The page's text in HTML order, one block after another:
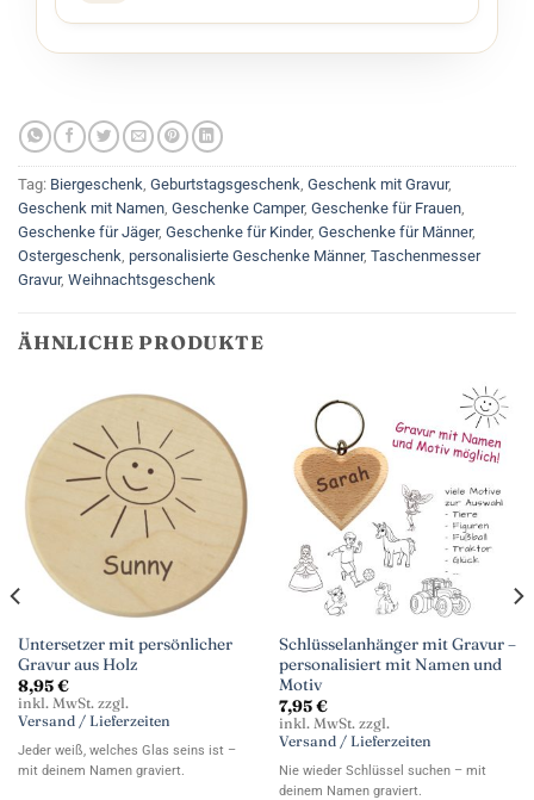
Tag: Biergeschenk Geburtstagsgeschenk Geschenk mit Gravur,
Geschenk mit Namen Geschenke Camper, Geschenke für Frauen
Geschenke für Jäger, Geschenke für Kinder, Geschenke für Männer,
Ostergeschenk personalisierte Geschenke Männer, Taschenmesser
Gravur, Weihnachtsgeschenk
ÄHNLICHE PRODUKTE
Untersetzer mit persönlicher
Gravur aus Holz
8,95€
inkl. MwSt. zzgl.
Versand / Lieferzeiten
Jeder weiß, welches Glas seins ist –
mit deinem Namen graviert.
Schlüsselanhänger mit Gravur –
personalisiert mit Namen und
Motiv
7,95€
inkl. MwSt. zzgl.
Versand / Lieferzeiten
Nie wieder Schlüssel suchen – mit
deinem Namen graviert.